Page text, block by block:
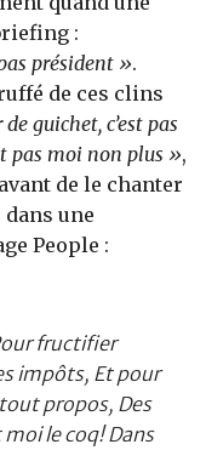
:
président ».
de ces clins
guichet, c’est pas
pas moi non plus »,
de le chanter
une
People :
fructifier
impôts, Et pour
propos, Des
le coq! Dans